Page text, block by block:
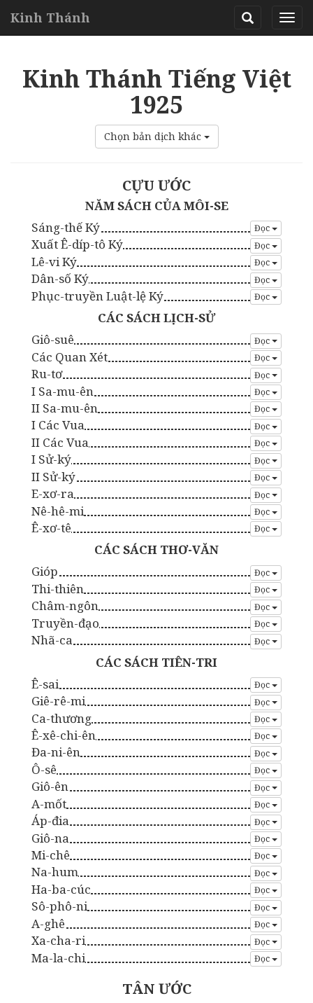
Kinh Thánh
Kinh Thánh Tiếng Việt
1925
Chọn bản dịch khác
CỰU ƯỚC
NĂM SÁCH CỦA MÔI-SE
Sáng-thế Ký
Đọc
Xuất Ê-díp-tô Ký Đọc
Lê-vi Ký Đọc
Dân-số Ký Đọc
Phục-truyền Luật-lệ Ký Đọc
CÁC SÁCH LỊCH-SỬ
Giô-suê
Đọc
Các Quan Xét Đọc
Ru-tơ Đọc
I Sa-mu-ên Đọc
II Sa-mu-ên Đọc
I Các Vua Đọc
II Các Vua Đọc
I Sử-ký Đọc
II Sử-ký Đọc
E-xơ-ra Đọc
Nê-hê-mi Đọc
Ê-xơ-tê Đọc
CÁC SÁCH THƠ-VĂN
Gióp
Đọc
Thi-thiên Đọc
Châm-ngôn Đọc
Truyền-đạo Đọc
Nhã-ca Đọc
CÁC SÁCH TIÊN-TRI
Ê-sai
Đọc
Giê-rê-mi Đọc
Ca-thương Đọc
Ê-xê-chi-ên Đọc
Đa-ni-ên Đọc
Ô-sê Đọc
Giô-ên Đọc
A-mốt Đọc
Áp-đia Đọc
Giô-na Đọc
Mi-chê Đọc
Na-hum Đọc
Ha-ba-cúc Đọc
Sô-phô-ni Đọc
A-ghê Đọc
Xa-cha-ri Đọc
Ma-la-chi Đọc
TÂN ƯỚC